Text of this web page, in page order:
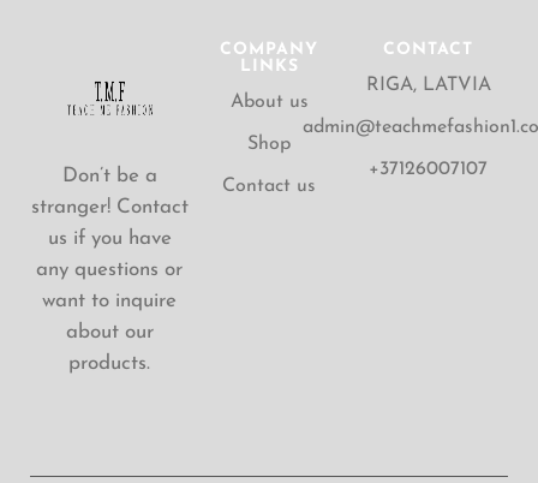
Don’t be a
stranger! Contact
us if you have
any questions or
want to inquire
about our
products.
COMPANY
LINKS
About us
Shop
Contact us
CONTACT
RIGA, LATVIA
+37126007107